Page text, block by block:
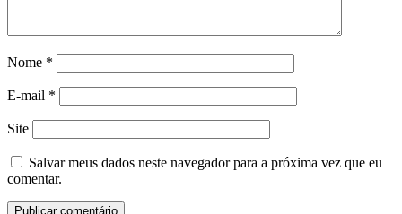
Nome *
E-mail *
Site
Salvar meus dados neste navegador para a próxima vez que eu
comentar.